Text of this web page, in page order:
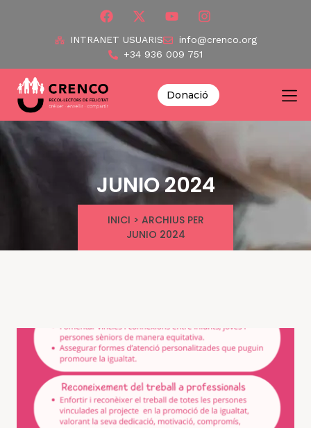
INTRANET USUARIS
info@crenco.org
+34 936 009 751
Donació
JUNIO 2024
INICI > ARCHIUS PER
JUNIO 2024